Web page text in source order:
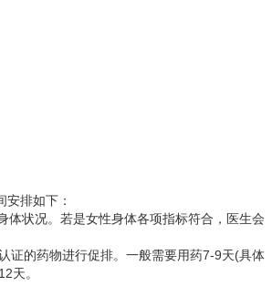
排如下：
体状况。若是女性身体各项指标符合，医生会
证的药物进行促排。一般需要用药7-9天(具体
天。